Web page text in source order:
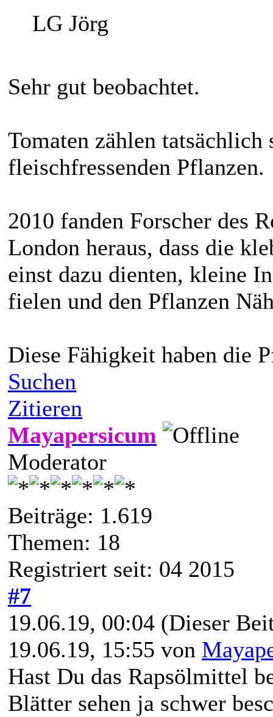
LG Jörg
Sehr gut beobachtet.
Tomaten zählen tatsächlich
fleischfressenden Pflanzen.
2010 fanden Forscher des
London heraus, dass die
einst dazu dienten, kleine
fielen und den Pflanzen
Diese Fähigkeit haben die
Suchen
Zitieren
Mayapersicum
Moderator
Beiträge: 1.619
Themen: 18
Registriert seit: 04 2015
#7
19.06.19, 00:04 (Dieser
19.06.19, 15:55 von
Hast Du das Rapsölmittel
Blätter sehen ja schwer